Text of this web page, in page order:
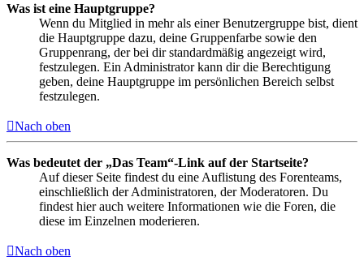
Was ist eine Hauptgruppe?
Wenn du Mitglied in mehr als einer Benutzergruppe bist, dient
die Hauptgruppe dazu, deine Gruppenfarbe sowie den
Gruppenrang, der bei dir standardmäßig angezeigt wird,
festzulegen. Ein Administrator kann dir die Berechtigung
geben, deine Hauptgruppe im persönlichen Bereich selbst
festzulegen.
Nach oben
Was bedeutet der „Das Team“-Link auf der Startseite?
Auf dieser Seite findest du eine Auflistung des Forenteams,
einschließlich der Administratoren, der Moderatoren. Du
findest hier auch weitere Informationen wie die Foren, die
diese im Einzelnen moderieren.
Nach oben